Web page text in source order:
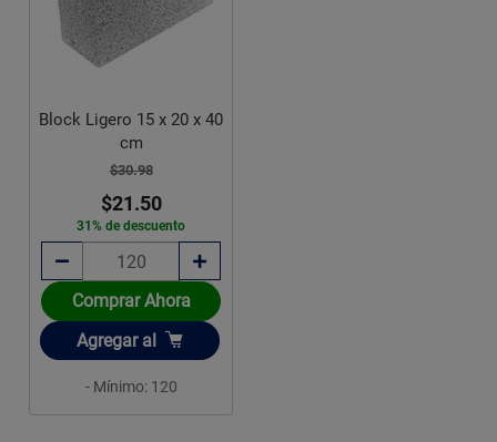
Block Ligero 15 x 20 x 40
cm
$30.98
$21.50
31% de descuento
Comprar Ahora
Añadir
Agregar al
- Mínimo: 120